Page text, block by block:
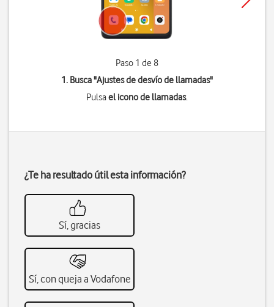
Paso 1 de 8
1. Busca "Ajustes de desvío de llamadas"
Pulsael icono de llamadas.
¿Te ha resultado útil esta información?
Sí, gracias
Sí, con queja a Vodafone